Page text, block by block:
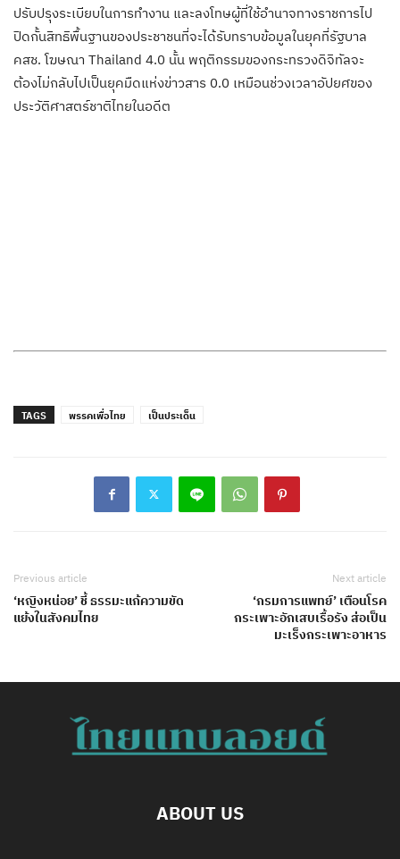
ปรับปรุงระเบียบในการทำงาน และลงโทษผู้ที่ใช้อำนาจทางราชการไป
ปิดกั้นสิทธิพื้นฐานของประชาชนที่จะได้รับทราบข้อมูลในยุคที่รัฐบาล
คสช. โฆษณา Thailand 4.0 นั้น พฤติกรรมของกระทรวงดิจิทัลจะ
ต้องไม่กลับไปเป็นยุคมืดแห่งข่าวสาร 0.0 เหมือนช่วงเวลาอัปยศของ
ประวัติศาสตร์ชาติไทยในอดีต
TAGS พรรคเพื่อไทย เป็นประเด็น
Previous article
‘หญิงหน่อย’ ชี้ ธรรมะแก้ความขัด
แย้งในสังคมไทย
Next article
‘กรมการแพทย์’ เตือนโรค
กระเพาะอักเสบเรื้อรัง ส่อเป็น
มะเร็งกระเพาะอาหาร
ABOUT US